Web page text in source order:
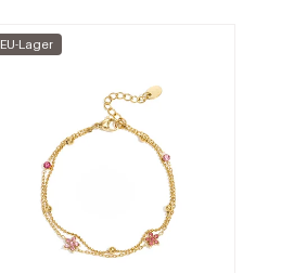
EU-Lager